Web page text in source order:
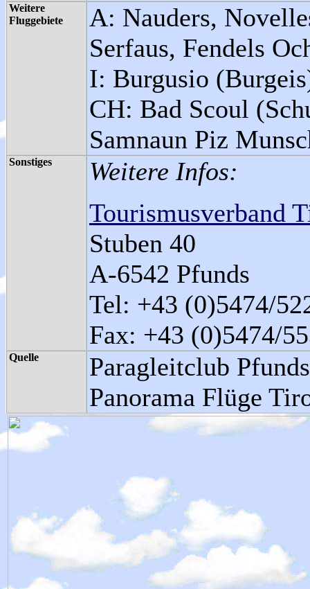
Weitere
Fluggebiete
A: Nauders,
Serfaus, Fendels
I: Burgusio
CH: Bad Scoul
Samnaun Piz
Sonstiges
Weitere Infos:
Tourismusverband
Stuben 40
A-6542 Pfunds
Tel: +43 (0)5474/
Fax: +43 (0)5474/
Quelle
Paragleitclub
Panorama Flüge